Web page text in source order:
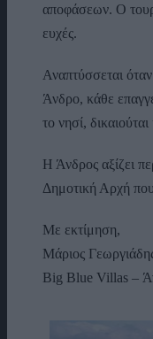
αποφάσεων. Ο
ευχές.
Αναπτύσσεται
Άνδρο, κάθε
το νησί,
Η Άνδρος αξίζει
Δημοτική Αρχή
Με εκτίμηση,
Μάριος
Big Blue Villas –